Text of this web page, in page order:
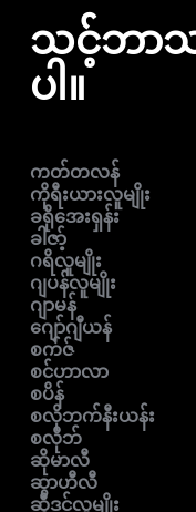
သင့်ဘာသ
ပါ။
ကတ်တလန်
ကိုရီးယားလူမျိုး
ခရိုအေးရှန်း
ခါဇာ့်
ဂရိလူမျိုး
ဂျပန်လူမျိုး
ဂျာမန်
ဂျော်ဂျီယန်
စက်ဇ်
စင်ဟာလာ
စပိန်
စလိုဘက်နီးယန်း
စလိုဘ်
ဆိုမာလီ
ဆွာဟီလီ
ဆွီဒင်လူမျိုး